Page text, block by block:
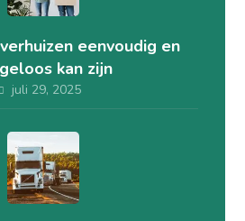
eenvoudig en
kan zijn
juli 29, 2025